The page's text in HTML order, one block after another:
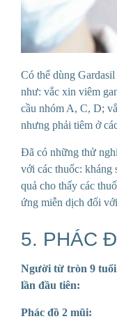
Có thể dùng
như: vắc xin viêm
cầu nhóm A, C, D;
nhưng phải tiêm ở
Đã có những thử
với các thuốc: kháng
quả cho thấy các
ứng miễn dịch đối
5. PHÁC
Người từ tròn 9
lần đầu tiên:
Phác đồ 2 mũi: